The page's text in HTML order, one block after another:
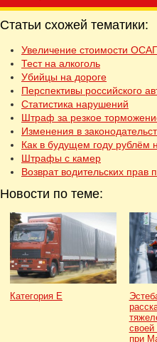
Статьи схожей тематики:
Увеличение стоимости
Тест на алкоголь
Убийцы на дороге
Перспективы российского
Статистика нарушений
Штраф за резкое
Изменения в
Как в будущем году рублём
Штрафы с камер
Возврат водительских
Новости по теме:
Категория Е
своей
при